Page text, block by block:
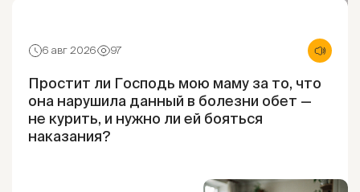
6 авг 2026 97
Простит ли Господь мою маму за то, что
она нарушила данный в болезни обет —
не курить, и нужно ли ей бояться
наказания?